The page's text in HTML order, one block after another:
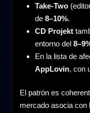
Take-Two
de 8–10%.
CD Projekt
entorno del
En la lista de
AppLovin, con
El patrón es
mercado asocia con